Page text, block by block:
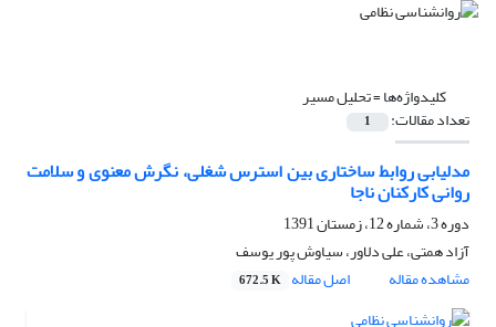
کلیدواژه‌ها =تحلیل مسیر
تعداد مقالات: 1
مدل‏یابی روابط ساختاری بین استرس شغلی، نگرش معنوی و سلامت
روانی کارکنان ناجا
دوره 3، شماره 12، زمستان 1391
آزاد همتی، علی دلاور، سیاوش پور یوسف
مشاهده مقاله
اصل مقاله 672.5 K